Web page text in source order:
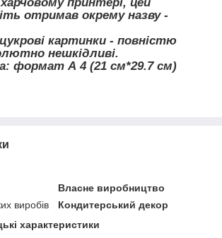
отримав окрему назву -
картинки - повністю
нешкідливі.
формат А 4 (21 см*29.7 см)
Власне виробництво
виробів
Кондитерський декор
характеристики